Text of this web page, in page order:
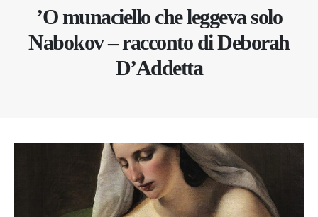
’O munaciello che leggeva solo
Nabokov – racconto di Deborah
D’Addetta